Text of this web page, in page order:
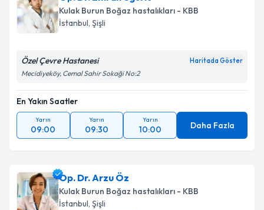
E-posta Adresiniz
Kişisel verilerimin işlenmesine ilişkin
Metni'ni okudum ve kişisel verilerimin belirtilen
kapsamda işlenmesini kabul ediyorum.
Takvim Talebini Gönder
Kulak Burun Boğaz hastalıkları - KBB
İstanbul, Şişli
Özel Çevre Hastanesi Haritada Göster
Mecidiyeköy, Cemal Sahir Sokaği No:2
En Yakın Saatler
Yarın
09:00
Yarın
09:30
Yarın
10:00 Daha Fazla
Op. Dr. Arzu Öz
Kulak Burun Boğaz hastalıkları - KBB
İstanbul, Şişli